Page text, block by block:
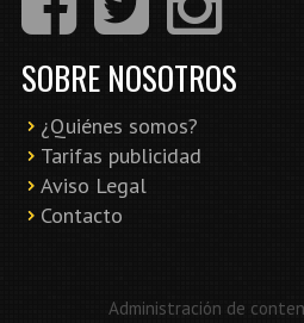
SOBRE NOSOTROS
¿Quiénes somos?
Tarifas publicidad
Aviso Legal
Contacto
Administración de